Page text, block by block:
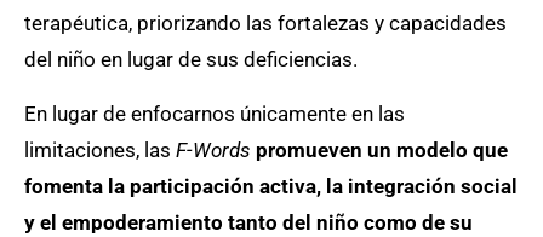
terapéutica, priorizando las fortalezas y capacidades
del niño en lugar de sus deficiencias.
En lugar de enfocarnos únicamente en las
limitaciones, las F-Words promueven un modelo que
fomenta la participación activa, la integración social
y el empoderamiento tanto del niño como de su